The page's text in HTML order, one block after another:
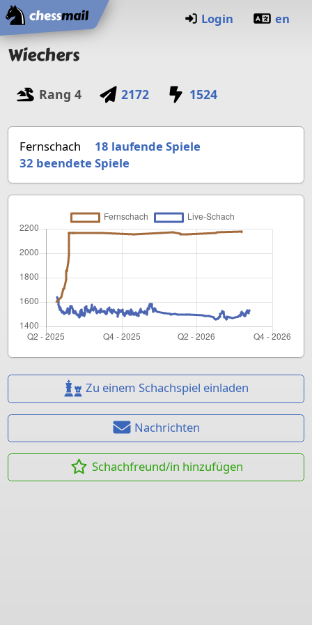
Startseite
Login en
Wiechers
Rang 4 2172 1524
Fernschach
18 laufende Spiele
32 beendete Spiele
Zu einem Schachspiel einladen
Nachrichten
Schachfreund/in hinzufügen